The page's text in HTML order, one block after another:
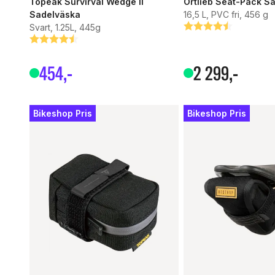
Sadelväska
Svart, 1.25L, 445g
Betyg:
4.9 utav 5 stjärnor
454,-
16,5 L, PVC fri, 456 g
Betyg:
4.8 utav 5 stjärnor
2299,-
Bikeshop Pris Bikeshop Pris